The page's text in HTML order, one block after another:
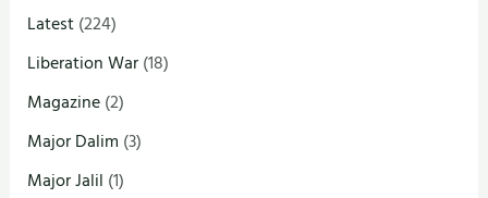
Latest(224)
Liberation War(18)
Magazine(2)
Major Dalim (3)
Major Jalil (1)